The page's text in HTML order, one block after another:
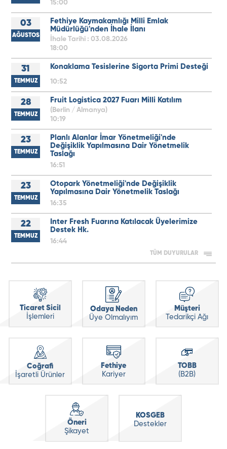
15:00
03
AĞUSTOS
Fethiye Kaymakamlığı Milli Emlak
Müdürlüğü'nden İhale İlanı
İhale Tarihi : 03.08.2026
18:00
31
TEMMUZ
Konaklama Tesislerine Sigorta Primi Desteği
10:52
28
TEMMUZ
Fruit Logistica 2027 Fuarı Milli Katılım
(Berlin / Almanya)
10:19
23
TEMMUZ
Planlı Alanlar İmar Yönetmeliği'nde
Değişiklik Yapılmasına Dair Yönetmelik
Taslağı
16:51
23
TEMMUZ
Otopark Yönetmeliği'nde Değişiklik
Yapılmasına Dair Yönetmelik Taslağı
16:35
22
TEMMUZ
Inter Fresh Fuarına Katılacak Üyelerimize
Destek Hk.
16:44
TÜM DUYURULAR
Ticaret Sicil
İşlemleri
Odaya Neden
Üye Olmalıyım
Müşteri
Tedarikçi Ağı
Coğrafi
İşaretli Ürünler
Fethiye
Kariyer
TOBB
(B2B)
Öneri
Şikayet
KOSGEB
Destekler